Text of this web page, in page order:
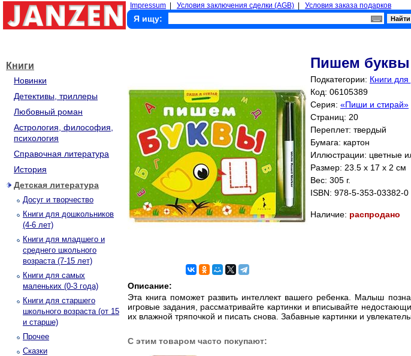
Impressum Условия заключения сделки (AGB) Условия заказа подарков
Я ищу:
Книги
Новинки
Детективы, триллеры
Любовный роман
Астрология, философия,
психология
Справочная литература
История
Детская литература
Досуг и творчество
Книги для дошкольников
(4-6 лет)
Книги для младшего и
среднего школьного
возраста (7-15 лет)
Книги для самых
маленьких (0-3 года)
Книги для старшего
школьного возраста (от 15
и старше)
Прочее
Сказки
Пишем буквы
Подкатегории: Книги
Код: 06105389
Серия: «Пиши и стирай»
Страниц: 20
Переплет: твердый
Бумага: картон
Иллюстрации: цветные
Размер: 23.5 x 17 x 2 см
Вес: 305 г.
ISBN: 978-5-353-03382-0
Наличие: распродано
Описание:
Эта книга поможет развить интеллект вашего ребенка. Малыш
игровые задания, рассматривайте картинки и вписывайте
их влажной тряпочкой и писать снова. Забавные картинки и
С этим товаром часто покупают: